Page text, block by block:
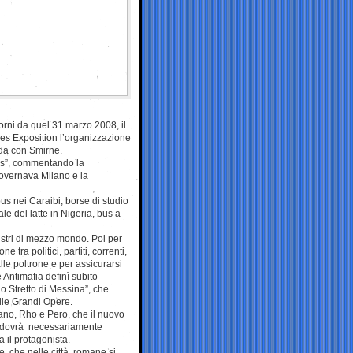
da quel 31 marzo 2008, il
Exposition l’organizzazione
con Smirne.
commentando la
Milano e la
nei Caraibi, borse di studio
del latte in Nigeria, bus a
di mezzo mondo. Poi per
tra politici, partiti, correnti,
poltrone e per assicurarsi
definì subito
Stretto di Messina”, che
Grandi Opere.
Rho e Pero, che il nuovo
necessariamente
il protagonista.